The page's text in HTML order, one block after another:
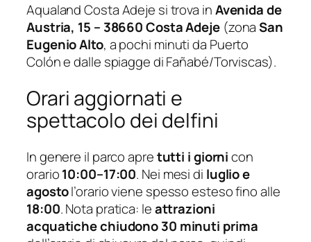
Aqualand Costa Adeje si trova inAvenida de
Austria, 15 – 38660 Costa Adeje(zonaSan
Eugenio Alto, a pochi minuti da Puerto
Colón e dalle spiagge di Fañabé/Torviscas).
Orari aggiornati e
spettacolo dei delfini
In genere il parco apretutti i giornicon
orario10:00–17:00. Nei mesi di luglio e
agostol’orario viene spesso esteso fino alle
18:00. Nota pratica: leattrazioni
acquatiche chiudono 30 minuti prima